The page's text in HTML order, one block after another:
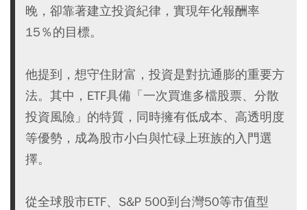
晚，卻靠著建立投資紀律，實現年化報酬率
15％的目標。
他提到，想守住財富，投資是對抗通膨的重要方
法。其中，ETF具備「一次買進多檔股票、分散
投資風險」的特質，同時擁有低成本、高透明度
等優勢，成為股市小白與忙碌上班族的入門選
擇。
從全球股市ETF、S&P 500到台灣50等市值型